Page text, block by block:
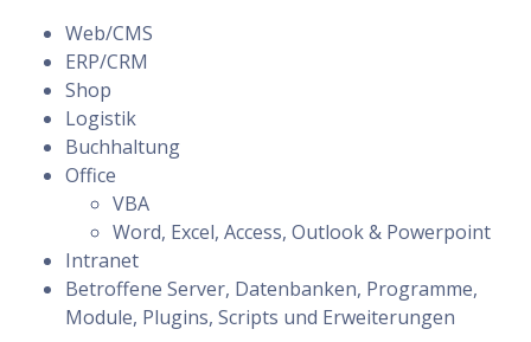
Web/CMS
ERP/CRM
Shop
Logistik
Buchhaltung
Office
VBA
Word, Excel, Access, Outlook & Powerpoint
Intranet
Betroffene Server, Datenbanken, Programme,
Module, Plugins, Scripts und Erweiterungen